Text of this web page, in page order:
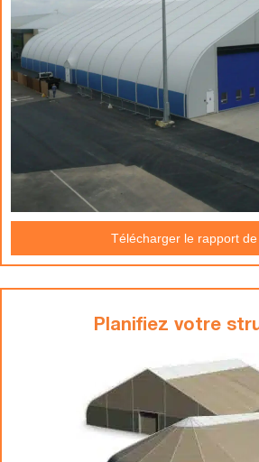
Télécharger le rapport
Planifiez votre